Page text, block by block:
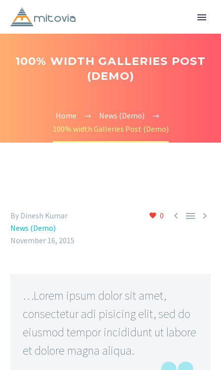
100% WIDTH GALLERIES POST
(DEMO)
Home
News (Demo)
100% width Galleries Post (Demo)
0   
By Dinesh Kumar
News (Demo)
November 16, 2015
…Lorem ipsum dolor sit amet,
consectetur adi pisicing elit, sed do
eiusmod tempor incididunt ut labore
et dolore magna aliqua.